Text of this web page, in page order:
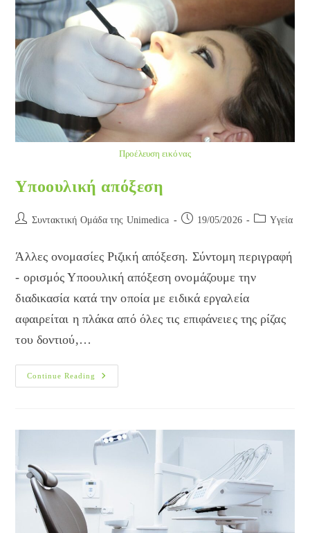
Προέλευση εικόνας
Υποουλική απόξεση
Post Συντακτική Ομάδα της Unimedica
Post 19/05/2026
PostYγεία
Άλλες ονομασίες Ριζική απόξεση. Σύντομη περιγραφή
- ορισμός Υποουλική απόξεση ονομάζουμε την
διαδικασία κατά την οποία με ειδικά εργαλεία
αφαιρείται η πλάκα από όλες τις επιφάνειες της ρίζας
του δοντιού,…
Continue Reading
Υποουλική
Απόξεση